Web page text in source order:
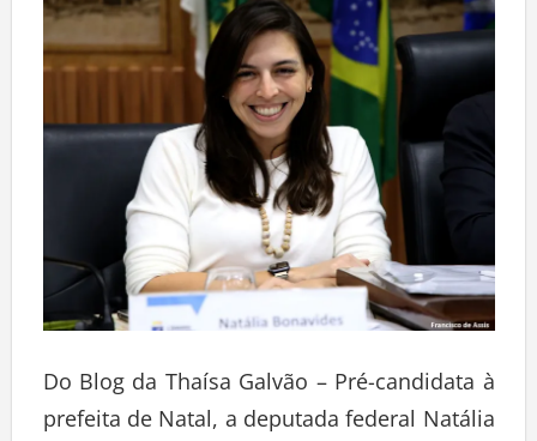
Do Blog da Thaísa Galvão – Pré-candidata à
prefeita de Natal, a deputada federal Natália